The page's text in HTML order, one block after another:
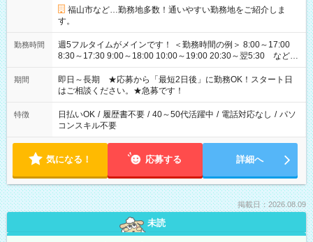
福山市など…勤務地多数！通いやすい勤務地をご紹介しま
す。
勤務時間
週5フルタイムがメインです！ ＜勤務時間の例＞ 8:00～17:00
8:30～17:30 9:00～18:00 10:00～19:00 20:30～翌5:30 など ★
その他にも勤務時間多数！ 日勤のみ、残業なし、交替制など
ご希望を教えてください！
期間
即日～長期 ★応募から「最短2日後」に勤務OK！スタート日
はご相談ください。★急募です！
特徴 日払いOK / 履歴書不要 / 40～50代活躍中 / 電話対応なし / パソ
コンスキル不要
気になる！ 応募する 詳細へ
掲載日：2026.08.09
未読